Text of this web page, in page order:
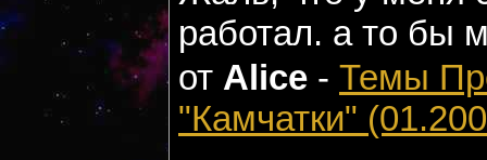
работал. а то бы
от Alice - Темы
"Камчатки"